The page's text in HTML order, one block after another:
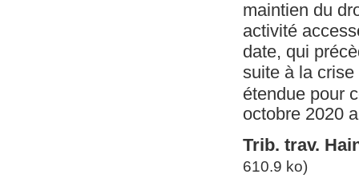
maintien du
activité
date, qui
suite à la
étendue pour
octobre 2020
Trib. trav.
610.9 ko)